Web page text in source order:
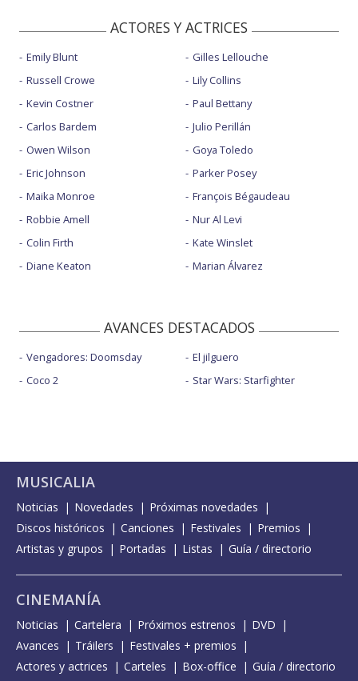
ACTORES Y ACTRICES
Emily Blunt
Russell Crowe
Kevin Costner
Carlos Bardem
Owen Wilson
Eric Johnson
Maika Monroe
Robbie Amell
Colin Firth
Diane Keaton
Gilles Lellouche
Lily Collins
Paul Bettany
Julio Perillán
Goya Toledo
Parker Posey
François Bégaudeau
Nur Al Levi
Kate Winslet
Marian Álvarez
AVANCES DESTACADOS
Vengadores: Doomsday
Coco 2
El jilguero
Star Wars: Starfighter
MUSICALIA
Noticias Novedades
Próximas novedades
Discos históricos
Canciones Festivales
Premios
Artistas y grupos
Portadas Listas Guía / directorio
CINEMANÍA
Noticias Cartelera Próximos estrenos
DVD
Avances
Tráilers
Festivales + premios
Actores y actrices
Carteles Box-office Guía / directorio